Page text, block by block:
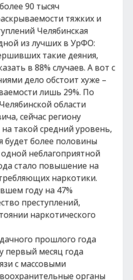
90 тысяч
тяжких и
Челябинская
из лучших в УрФО:
такие деяния,
в 88% случаев. А вот с
дело обстоит хуже –
лишь 29%. По
области
сейчас региону
такой средний уровень,
будет более половины
неблагоприятной
стало повышение на
наркотики.
году на 47%
преступлений,
наркотического
прошлого года
первый месяц года
с массовыми
органы